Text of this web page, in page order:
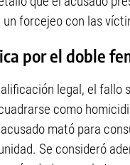
forcejeo con las
por el doble
legal, el fallo
como
mató para
Se consideró